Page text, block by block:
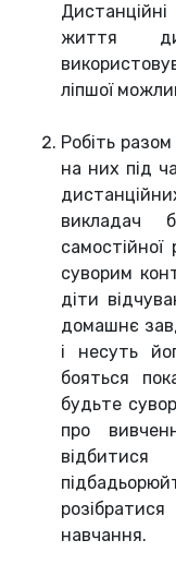
життя
ліпшої
Робіть
на них під
викладач
суворим
діти
домашнє
і несуть
бояться
будьте
про
навчання.